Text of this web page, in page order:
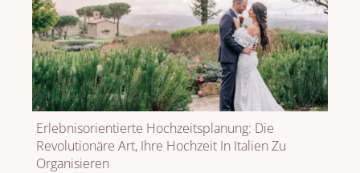
Erlebnisorientierte Hochzeitsplanung: Die
Revolutionäre Art, Ihre Hochzeit In Italien Zu
Organisieren